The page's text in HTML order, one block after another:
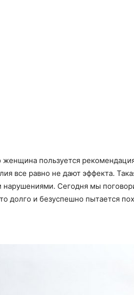
женщина пользуется
все равно не дают эффекта.
Сегодня мы
долго и безуспешно пытается